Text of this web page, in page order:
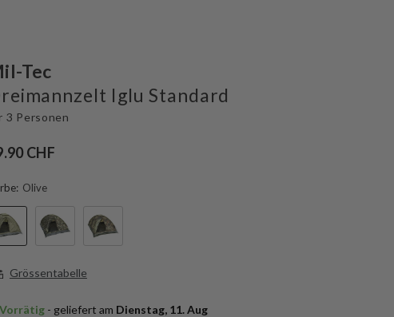
Tec
Iglu Standard
3 Personen
CHF
Olive
Grössentabelle
Vorrätig - geliefert am Dienstag, 11. Aug